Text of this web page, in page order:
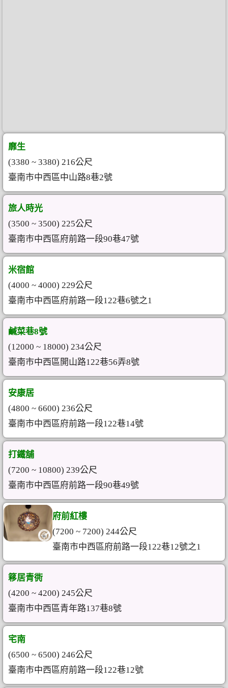
靡生
(3380 ~ 3380) 216公尺
臺南市中西區中山路8巷2號
旅人時光
(3500 ~ 3500) 225公尺
臺南市中西區府前路一段90巷47號
米宿館
(4000 ~ 4000) 229公尺
臺南市中西區府前路一段122巷6號之1
鹹菜巷8號
(12000 ~ 18000) 234公尺
臺南市中西區開山路122巷56弄8號
安康居
(4800 ~ 6600) 236公尺
臺南市中西區府前路一段122巷14號
打鐵舖
(7200 ~ 10800) 239公尺
臺南市中西區府前路一段90巷49號
府前紅樓
(7200 ~ 7200) 244公尺
臺南市中西區府前路一段122巷12號之1
簃居青衖
(4200 ~ 4200) 245公尺
臺南市中西區青年路137巷8號
宅南
(6500 ~ 6500) 246公尺
臺南市中西區府前路一段122巷12號